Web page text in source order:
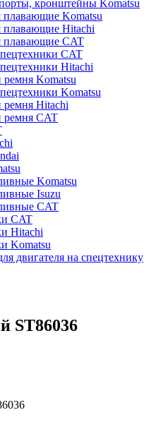
кронштейны Komatsu
плавающие Komatsu
плавающие Hitachi
плавающие CAT
CAT
Hitachi
Komatsu
Komatsu
ремня Hitachi
ремня CAT
Komatsu
Isuzu
CAT
CAT
Hitachi
Komatsu
двигателя на спецтехнику
ST86036